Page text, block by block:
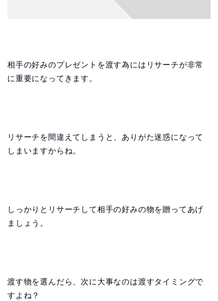
相手の好みのプレゼントを渡す為にはリサーチが非常
に重要になってきます。
リサーチを間違えてしまうと、ありがた迷惑になって
しまいますからね。
しっかりとリサーチして相手の好みの物を贈ってあげ
ましょう。
渡す物を選んだら、次に大事なのは渡すタイミングで
すよね？